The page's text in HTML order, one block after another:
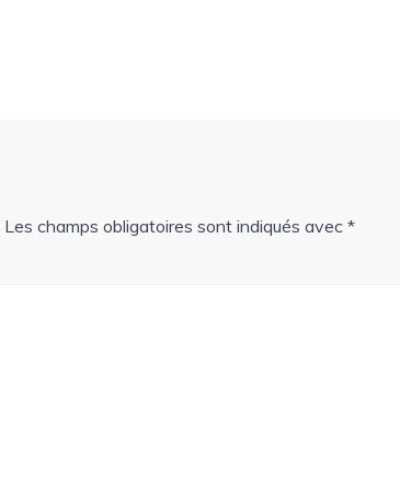
Les champs obligatoires sont indiqués avec*